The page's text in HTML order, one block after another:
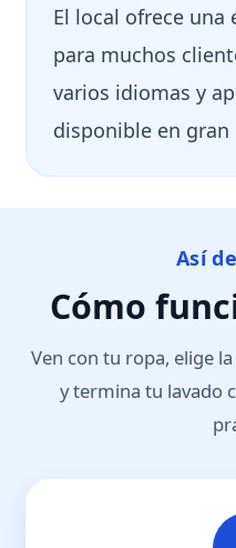
El local ofrece una
para muchos
varios idiomas y
disponible en
Así
Cómo
Ven con tu ropa, elige
y termina tu lavado